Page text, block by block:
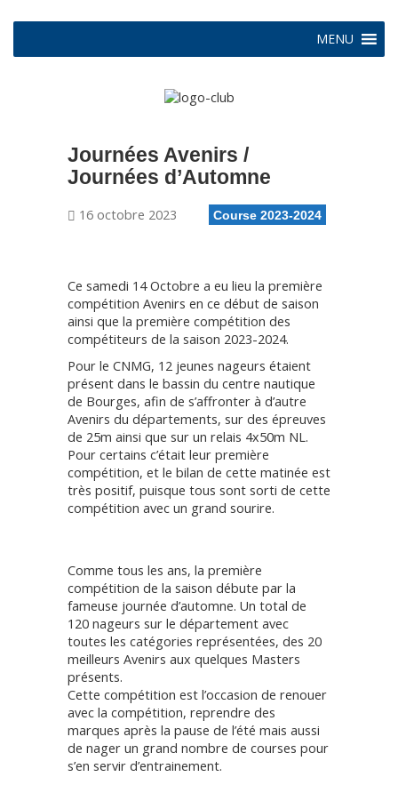
MENU
Journées Avenirs /
Journées d’Automne
16 octobre 2023 Course 2023-2024
Ce samedi 14 Octobre a eu lieu la première
compétition Avenirs en ce début de saison
ainsi que la première compétition des
compétiteurs de la saison 2023-2024.
Pour le CNMG, 12 jeunes nageurs étaient
présent dans le bassin du centre nautique
de Bourges, afin de s’affronter à d’autre
Avenirs du départements, sur des épreuves
de 25m ainsi que sur un relais 4x50m NL.
Pour certains c’était leur première
compétition, et le bilan de cette matinée est
très positif, puisque tous sont sorti de cette
compétition avec un grand sourire.
Comme tous les ans, la première
compétition de la saison débute par la
fameuse journée d’automne. Un total de
120 nageurs sur le département avec
toutes les catégories représentées, des 20
meilleurs Avenirs aux quelques Masters
présents.
Cette compétition est l’occasion de renouer
avec la compétition, reprendre des
marques après la pause de l’été mais aussi
de nager un grand nombre de courses pour
s’en servir d’entrainement.